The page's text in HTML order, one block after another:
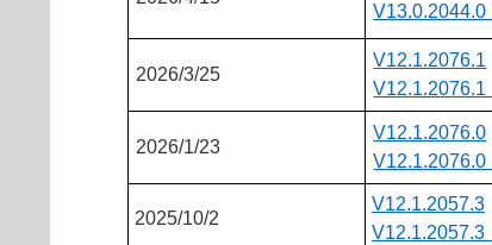
V13.0.2044.0
2026/3/25
V12.1.2076.1
V12.1.2076.1
2026/1/23
V12.1.2076.0
V12.1.2076.0
2025/10/2
V12.1.2057.3
V12.1.2057.3